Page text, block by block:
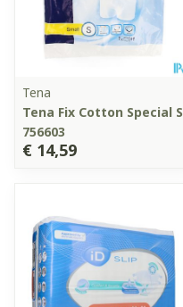
Tena
Tena Fix Cotton Special S
756603
€ 14,59